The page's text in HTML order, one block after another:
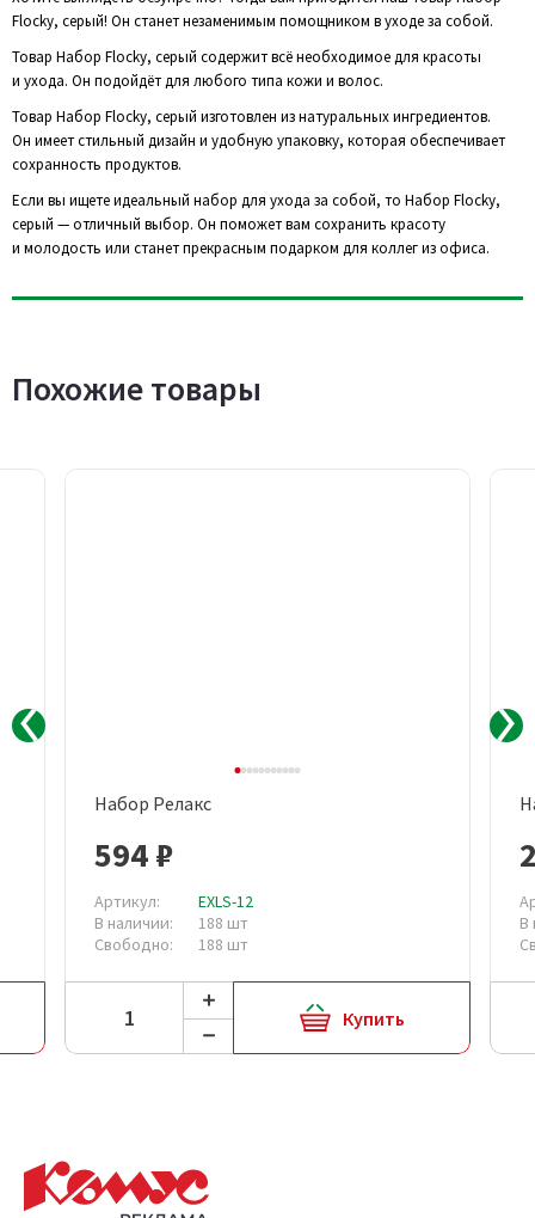
Flocky, серый! Он станет незаменимым помощником в уходе за собой.
Товар Набор Flocky, серый содержит всё необходимое для красоты
и ухода. Он подойдёт для любого типа кожи и волос.
Товар Набор Flocky, серый изготовлен из натуральных ингредиентов.
Он имеет стильный дизайн и удобную упаковку, которая обеспечивает
сохранность продуктов.
Если вы ищете идеальный набор для ухода за собой, то Набор Flocky,
серый — отличный выбор. Он поможет вам сохранить красоту
и молодость или станет прекрасным подарком для коллег из офиса.
Похожие товары
Набор Релакс
594 ₽
Артикул:
EXLS-12
В наличии:
188 шт
Свободно:
188 шт
Купить
В